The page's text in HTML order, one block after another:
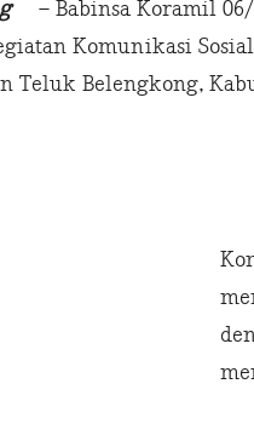
– Babinsa Koramil 06/
Komunikasi
Teluk Belengkong,